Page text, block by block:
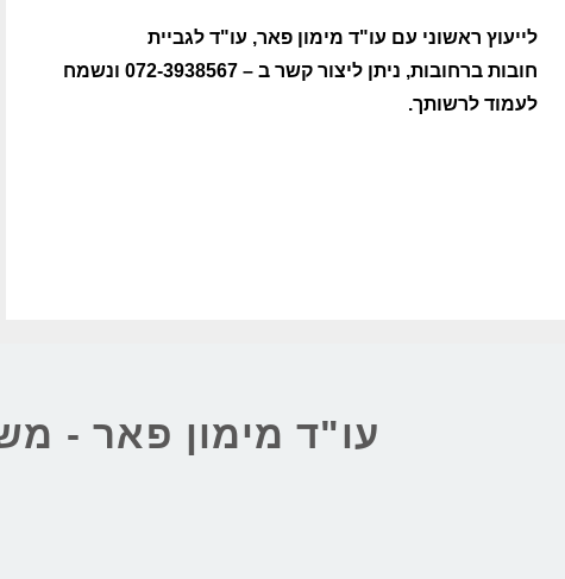
לייעוץ ראשוני עם עו"ד מימון פאר, עו"ד לגביית
חובות ברחובות, ניתן ליצור קשר ב –072-3938567 ונשמח
לעמוד לרשותך.
עו"ד מימון פאר -